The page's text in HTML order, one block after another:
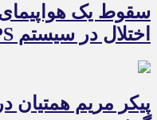
سقوط یک
اختلال در سیستم‌ GPS
پیکر مریم همتیان